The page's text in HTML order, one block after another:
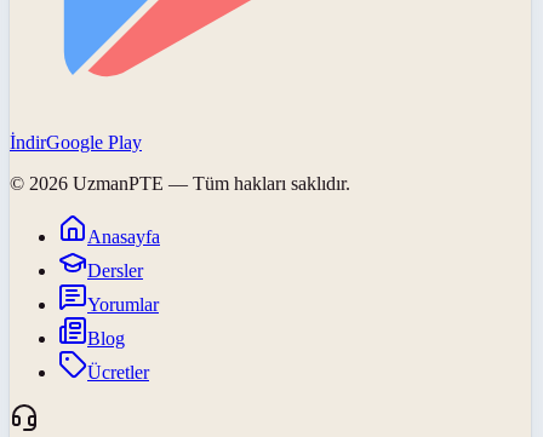
İndirGoogle Play
© 2026 UzmanPTE — Tüm hakları saklıdır.
Anasayfa
Dersler
Yorumlar
Blog
Ücretler